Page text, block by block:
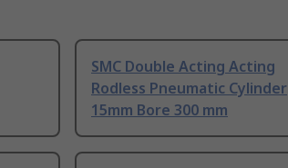
SMC Double Acting Acting
Rodless Pneumatic Cylinder
15mm Bore 300 mm